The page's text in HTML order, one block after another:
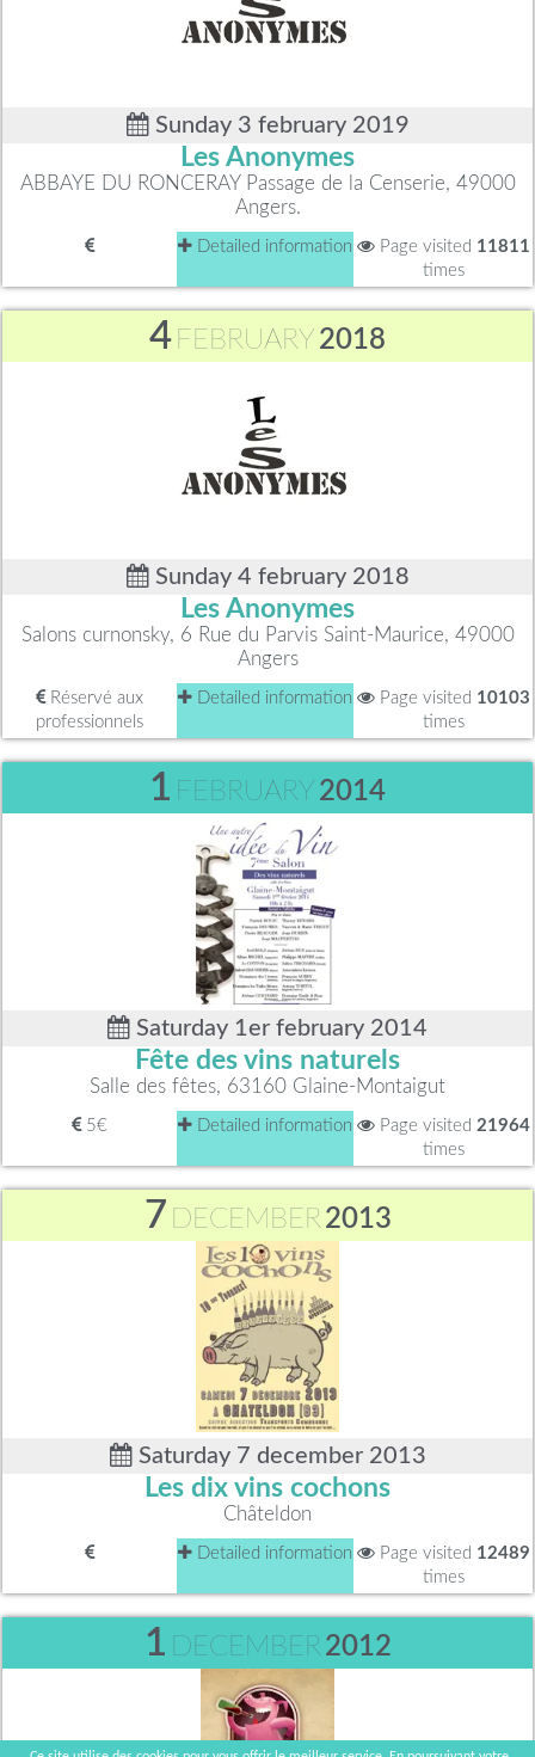
Sunday 3 february 2019
Les Anonymes
ABBAYE DU RONCERAY Passage de la Censerie, 49000
Angers.
Detailed information Page visited 11811
times
4 FEBRUARY 2018
Sunday 4 february 2018
Les Anonymes
Salons curnonsky, 6 Rue du Parvis Saint-Maurice, 49000
Angers
Réservé aux
professionnels
Detailed information Page visited 10103
times
1 FEBRUARY 2014
Saturday 1er february 2014
Fête des vins naturels
Salle des fêtes, 63160 Glaine-Montaigut
5€ Detailed information Page visited 21964
times
7 DECEMBER2013
Saturday 7 december 2013
Les dix vins cochons
Châteldon
Detailed information Page visited 12489
times
1 DECEMBER2012